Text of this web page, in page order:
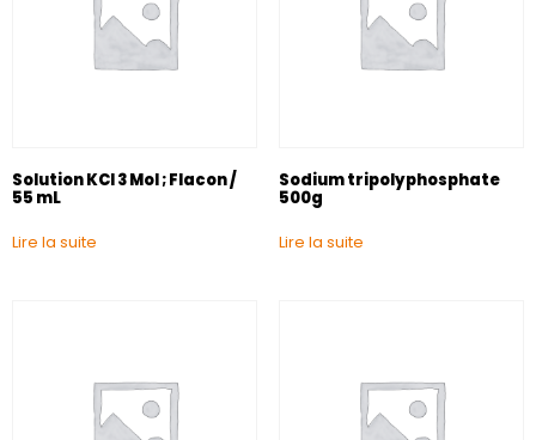
Solution KCl 3 Mol ; Flacon /
55 mL
Lire la suite
Sodium tripolyphosphate
500g
Lire la suite